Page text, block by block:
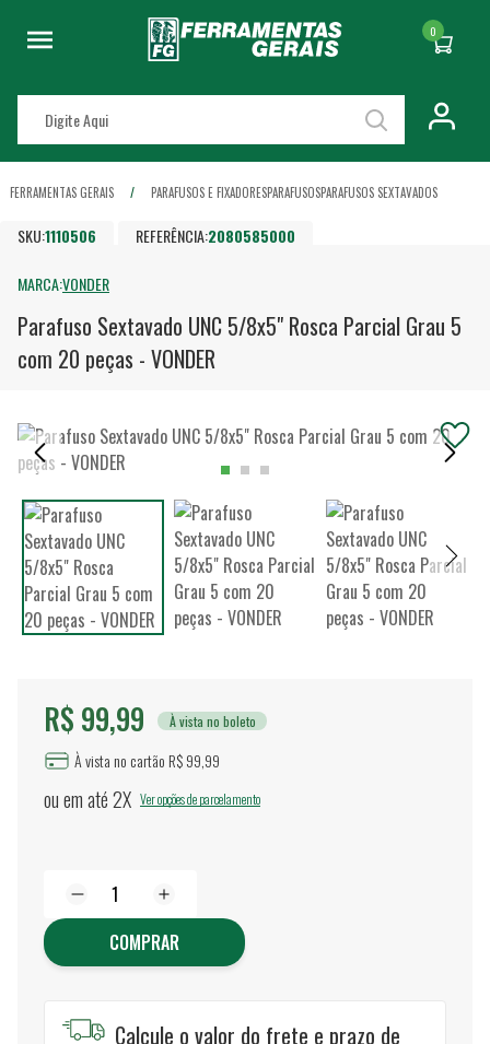
0
FERRAMENTAS GERAIS PARAFUSOS E FIXADORESPARAFUSOSPARAFUSOS SEXTAVADOS
SKU:1110506 REFERÊNCIA:2080585000
MARCA:VONDER
Parafuso Sextavado UNC 5/8x5" Rosca Parcial Grau 5
com 20 peças - VONDER
R$ 99,99 À vista no boleto
À vista no cartão R$ 99,99
ou em até2X Ver opções de parcelamento
COMPRAR
Calcule o valor do frete e prazo de